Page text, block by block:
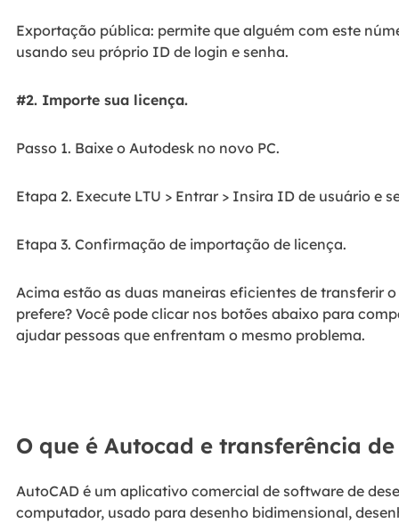
Exportação pública: permite que alguém com este
usando seu próprio ID de login e senha.
#2. Importe sua licença.
Passo 1. Baixe o Autodesk no novo PC.
Etapa 2. Execute LTU > Entrar > Insira ID de usuário e
Etapa 3. Confirmação de importação de licença.
Acima estão as duas maneiras eficientes de transferir
prefere? Você pode clicar nos botões abaixo para
ajudar pessoas que enfrentam o mesmo problema.
O que é Autocad e transferência
AutoCAD é um aplicativo comercial de software de
computador, usado para desenho bidimensional,